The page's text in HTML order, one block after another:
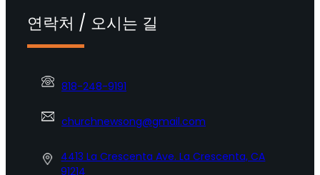
연락처 / 오시는 길
818-248-9191
churchnewsong@gmail.com
4413 La Crescenta Ave. La Crescenta, CA
91214